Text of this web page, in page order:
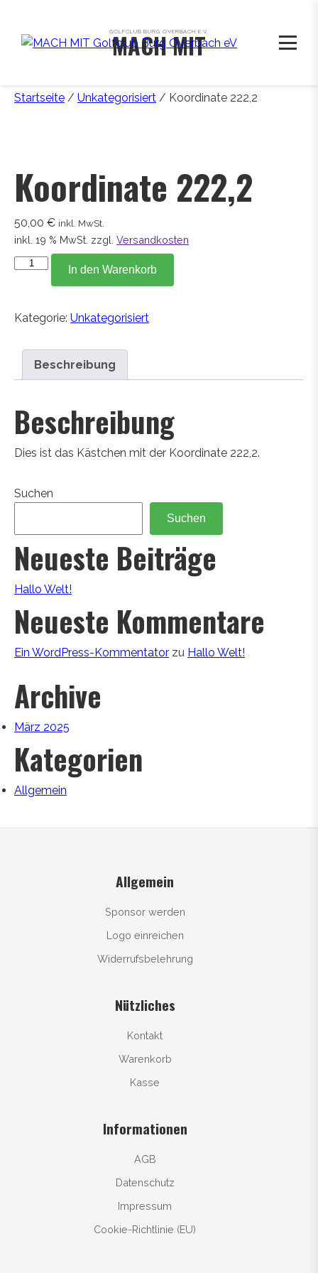
GOLFCLUB BURG OVERBACH E.V.
MACH MIT
Startseite / Unkategorisiert / Koordinate 222,2
Koordinate 222,2
50,00 € inkl. MwSt.
inkl. 19 % MwSt. zzgl. Versandkosten
Koordinate
In den Warenkorb
Kategorie: Unkategorisiert
Beschreibung
Beschreibung
Dies ist das Kästchen mit der Koordinate 222,2.
Suchen
Suchen
Neueste Beiträge
Hallo Welt!
Neueste Kommentare
Ein WordPress-Kommentator zu Hallo Welt!
Archive
März 2025
Kategorien
Allgemein
Allgemein
Sponsor werden
Logo einreichen
Widerrufsbelehrung
Nützliches
Kontakt
Warenkorb
Kasse
Informationen
AGB
Datenschutz
Impressum
Cookie-Richtlinie (EU)